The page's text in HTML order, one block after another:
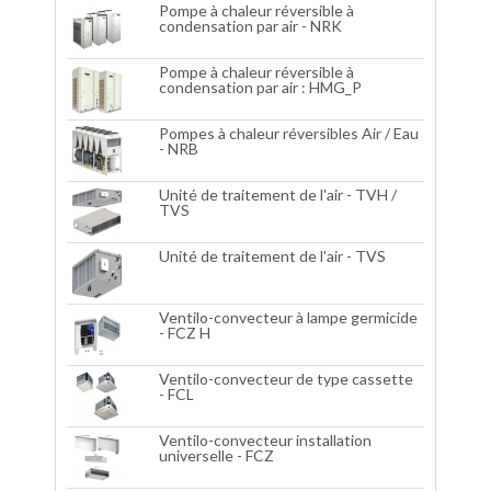
Pompe à chaleur réversible à
condensation par air - NRK
Pompe à chaleur réversible à
condensation par air : HMG_P
Pompes à chaleur réversibles Air / Eau
- NRB
Unité de traitement de l'air - TVH /
TVS
Unité de traitement de l'air - TVS
Ventilo-convecteur à lampe germicide
- FCZ H
Ventilo-convecteur de type cassette
- FCL
Ventilo-convecteur installation
universelle - FCZ